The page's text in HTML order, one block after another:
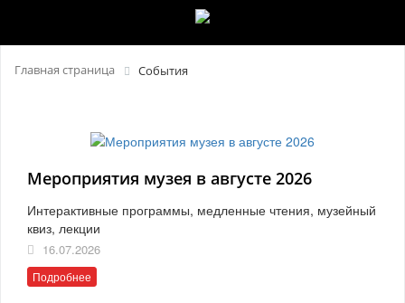
Главная страница События
Мероприятия музея в августе 2026
Интерактивные программы, медленные чтения, музейный
квиз, лекции
16.07.2026
Подробнее